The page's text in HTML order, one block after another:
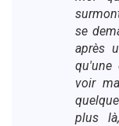
se
après
qu'une
voir
plus